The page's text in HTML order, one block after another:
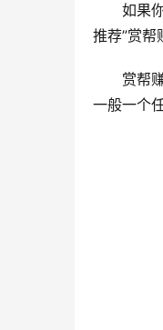
如果
推荐”赏帮
赏帮
一般一个